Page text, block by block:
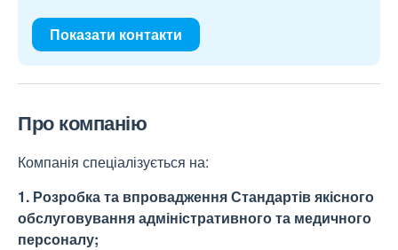
Показати контакти
Про компанію
Компанія спеціалізується на:
1. Розробка та впровадження Стандартів якісного
обслуговування адміністративного та медичного
персоналу;